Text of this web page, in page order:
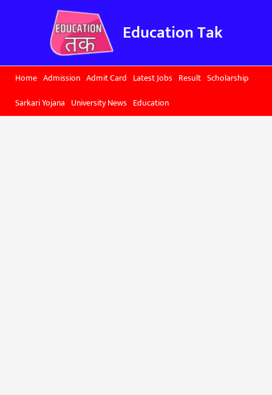
Education Tak
Home Admission Admit Card Latest Jobs Result Scholarship
Sarkari Yojana University News Education